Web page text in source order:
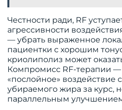
Честности ради, RF
агрессивности
— убрать выраженное
пациентки с хорошим
криолиполиз может
Компромисс RF-терапии —
«послойное»
убираемого жира за курс,
параллельным